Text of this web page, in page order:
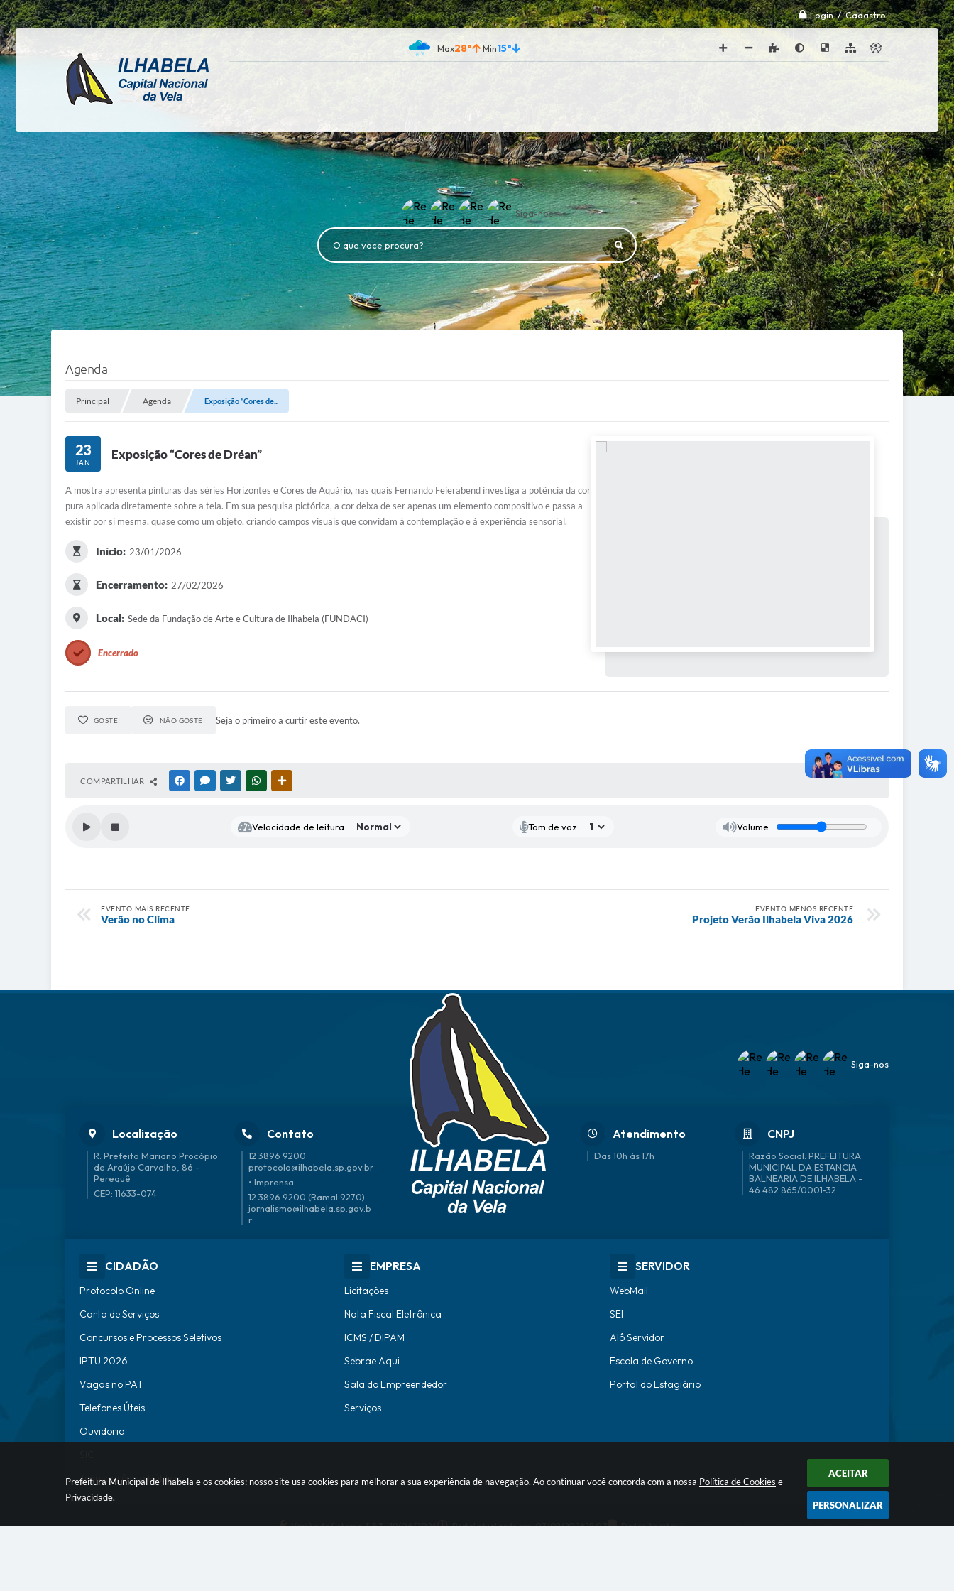
Prefeitura Municipal de Ilhabela e os cookies: nosso site usa cookies para melhorar a sua experiência de navegação. Ao continuar você concorda com a nossa Política de Cookies e
Privacidade.
ACEITAR
PERSONALIZAR
Login / Cadastro
28° 15°
Siga-nos
O que voce procura?
Agenda
Principal Agenda Exposição “Cores de...
23
JAN
Exposição “Cores de Dréan”
A mostra apresenta pinturas das séries Horizontes e Cores de Aquário, nas quais Fernando Feierabend investiga a potência da cor
pura aplicada diretamente sobre a tela. Em sua pesquisa pictórica, a cor deixa de ser apenas um elemento compositivo e passa a
existir por si mesma, quase como um objeto, criando campos visuais que convidam à contemplação e à experiência sensorial.
Início: 23/01/2026
Encerramento: 27/02/2026
Local: Sede da Fundação de Arte e Cultura de Ilhabela (FUNDACI)
Encerrado
GOSTEI NÃO GOSTEI Seja o primeiro a curtir este evento.
COMPARTILHAR FACEBOOKMESSENGER
TWITTERWHATSAPP
Velocidade de leitura: Tom de voz: Volume
EVENTO MAIS RECENTE
Verão no Clima
EVENTO MENOS RECENTE
Projeto Verão Ilhabela Viva 2026
Localização
R. Prefeito Mariano Procópio
de Araújo Carvalho, 86 -
Perequê
CEP: 11633-074
Contato
12 3896 9200
protocolo@ilhabela.sp.gov.br
• Imprensa
12 3896 9200 (Ramal 9270)
jornalismo@ilhabela.sp.gov.b
r
Atendimento
Das 10h às 17h
CNPJ
46.482.865/0001-32
Siga-nos
CIDADÃO
Protocolo Online
Carta de Serviços
Concursos e Processos Seletivos
IPTU 2026
Vagas no PAT
Telefones Úteis
Ouvidoria
Transparência Pública
EMPRESA
Licitações
Nota Fiscal Eletrônica
ICMS / DIPAM
Sebrae Aqui
Sala do Empreendedor
Serviços
SERVIDOR
WebMail
SEI
Alô Servidor
Escola de Governo
Portal do Estagiário
Versão do Sistema:3.5.3 - 19/06/2026 Portal atualizado em:07/08/2026 18:07 Dados Abertos